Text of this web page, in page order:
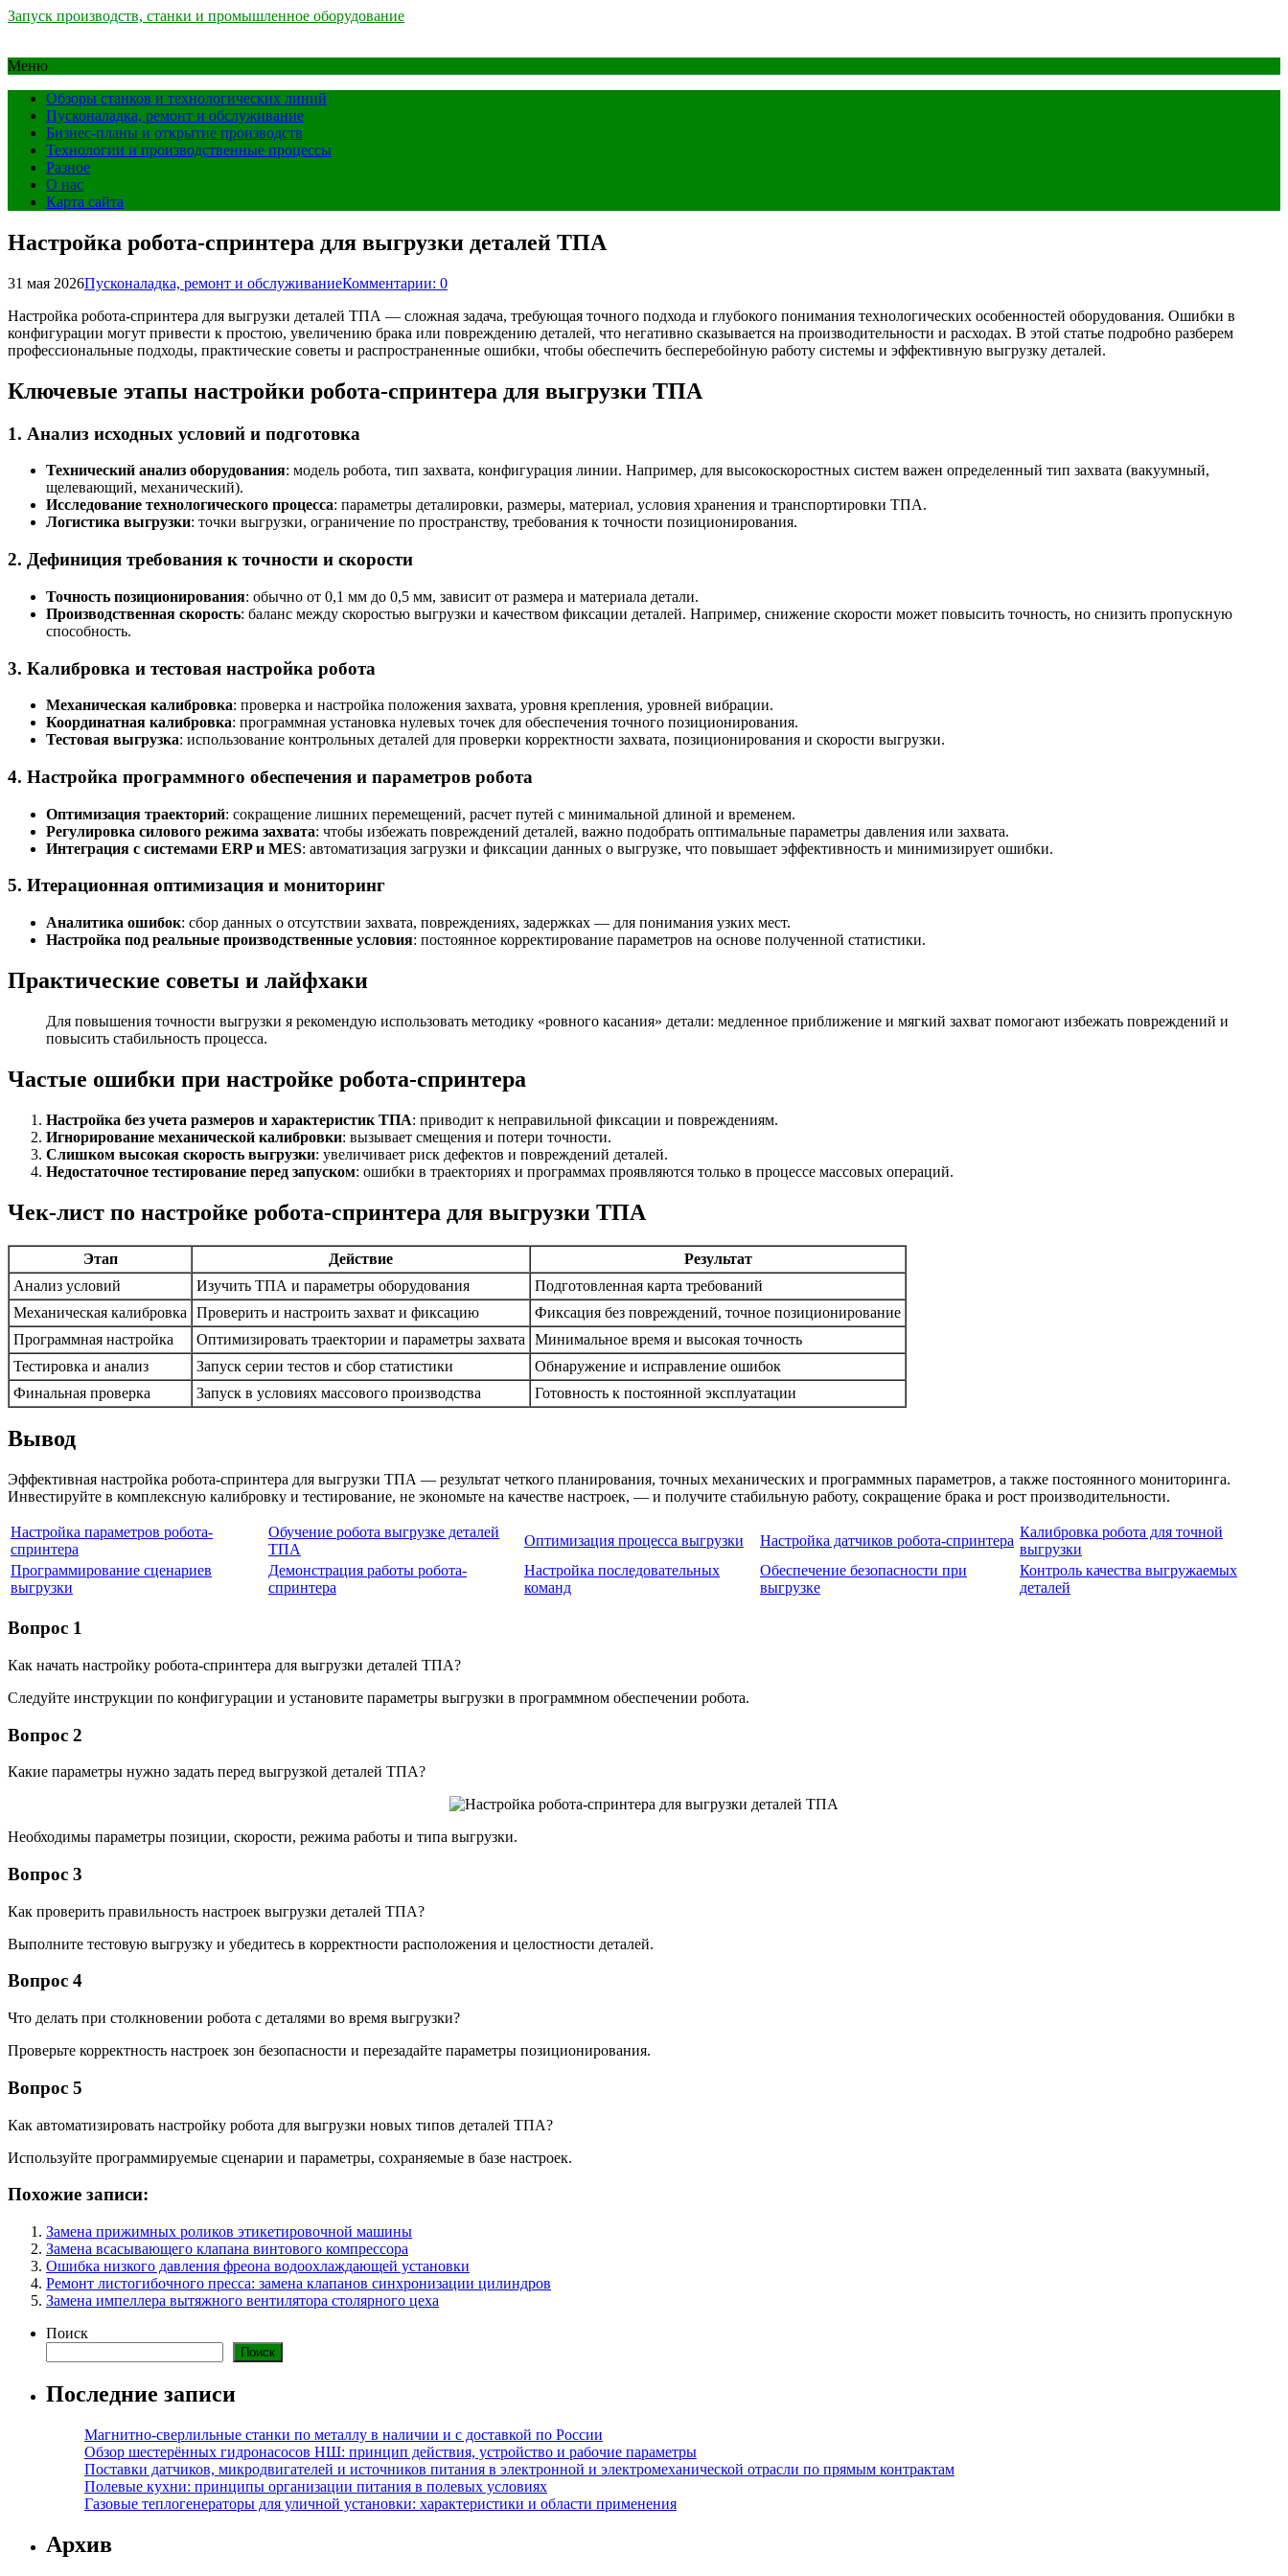
Запуск производств, станки и промышленное оборудование
Меню
Обзоры станков и технологических линий
Пусконаладка, ремонт и обслуживание
Бизнес-планы и открытие производств
Технологии и производственные процессы
Разное
О нас
Карта сайта
Настройка робота-спринтера для выгрузки деталей ТПА
31 мая 2026Пусконаладка, ремонт и обслуживаниеКомментарии: 0
Настройка робота-спринтера для выгрузки деталей ТПА — сложная задача, требующая точного подхода и глубокого понимания технологических особенностей оборудования. Ошибки в
конфигурации могут привести к простою, увеличению брака или повреждению деталей, что негативно сказывается на производительности и расходах. В этой статье подробно разберем
профессиональные подходы, практические советы и распространенные ошибки, чтобы обеспечить бесперебойную работу системы и эффективную выгрузку деталей.
Ключевые этапы настройки робота-спринтера для выгрузки ТПА
1. Анализ исходных условий и подготовка
Технический анализ оборудования: модель робота, тип захвата, конфигурация линии. Например, для высокоскоростных систем важен определенный тип захвата (вакуумный,
щелевающий, механический).
Исследование технологического процесса: параметры деталировки, размеры, материал, условия хранения и транспортировки ТПА.
Логистика выгрузки: точки выгрузки, ограничение по пространству, требования к точности позиционирования.
2. Дефиниция требования к точности и скорости
Точность позиционирования: обычно от 0,1 мм до 0,5 мм, зависит от размера и материала детали.
Производственная скорость: баланс между скоростью выгрузки и качеством фиксации деталей. Например, снижение скорости может повысить точность, но снизить пропускную
способность.
3. Калибровка и тестовая настройка робота
Механическая калибровка: проверка и настройка положения захвата, уровня крепления, уровней вибрации.
Координатная калибровка: программная установка нулевых точек для обеспечения точного позиционирования.
Тестовая выгрузка: использование контрольных деталей для проверки корректности захвата, позиционирования и скорости выгрузки.
4. Настройка программного обеспечения и параметров робота
Оптимизация траекторий: сокращение лишних перемещений, расчет путей с минимальной длиной и временем.
Регулировка силового режима захвата: чтобы избежать повреждений деталей, важно подобрать оптимальные параметры давления или захвата.
Интеграция с системами ERP и MES: автоматизация загрузки и фиксации данных о выгрузке, что повышает эффективность и минимизирует ошибки.
5. Итерационная оптимизация и мониторинг
Аналитика ошибок: сбор данных о отсутствии захвата, повреждениях, задержках — для понимания узких мест.
Настройка под реальные производственные условия: постоянное корректирование параметров на основе полученной статистики.
Практические советы и лайфхаки
Для повышения точности выгрузки я рекомендую использовать методику «ровного касания» детали: медленное приближение и мягкий захват помогают избежать повреждений и
повысить стабильность процесса.
Частые ошибки при настройке робота-спринтера
Настройка без учета размеров и характеристик ТПА: приводит к неправильной фиксации и повреждениям.
Игнорирование механической калибровки: вызывает смещения и потери точности.
Слишком высокая скорость выгрузки: увеличивает риск дефектов и повреждений деталей.
Недостаточное тестирование перед запуском: ошибки в траекториях и программах проявляются только в процессе массовых операций.
Чек-лист по настройке робота-спринтера для выгрузки ТПА
Этап Действие
Результат
Анализ условий
Изучить ТПА и параметры оборудования
Подготовленная карта требований
Механическая калибровка
Проверить и настроить захват и фиксацию
Фиксация без повреждений, точное позиционирование
Программная настройка
Оптимизировать траектории и параметры захвата
Минимальное время и высокая точность
Тестировка и анализ
Запуск серии тестов и сбор статистики
Обнаружение и исправление ошибок
Финальная проверка
Запуск в условиях массового производства Готовность к постоянной эксплуатации
Вывод
Эффективная настройка робота-спринтера для выгрузки ТПА — результат четкого планирования, точных механических и программных параметров, а также постоянного мониторинга.
Инвестируйте в комплексную калибровку и тестирование, не экономьте на качестве настроек, — и получите стабильную работу, сокращение брака и рост производительности.
Настройка параметров робота-
спринтера
Обучение робота выгрузке деталей
ТПА
Оптимизация процесса выгрузки Настройка датчиков робота-спринтера
Калибровка робота для точной
выгрузки
Программирование сценариев
выгрузки
Демонстрация работы робота-
спринтера
Настройка последовательных
команд
Обеспечение безопасности при
выгрузке
Контроль качества выгружаемых
деталей
Вопрос 1
Как начать настройку робота-спринтера для выгрузки деталей ТПА?
Следуйте инструкции по конфигурации и установите параметры выгрузки в программном обеспечении робота.
Вопрос 2
Какие параметры нужно задать перед выгрузкой деталей ТПА?
Необходимы параметры позиции, скорости, режима работы и типа выгрузки.
Вопрос 3
Как проверить правильность настроек выгрузки деталей ТПА?
Выполните тестовую выгрузку и убедитесь в корректности расположения и целостности деталей.
Вопрос 4
Что делать при столкновении робота с деталями во время выгрузки?
Проверьте корректность настроек зон безопасности и перезадайте параметры позиционирования.
Вопрос 5
Как автоматизировать настройку робота для выгрузки новых типов деталей ТПА?
Используйте программируемые сценарии и параметры, сохраняемые в базе настроек.
Похожие записи:
Замена прижимных роликов этикетировочной машины
Замена всасывающего клапана винтового компрессора
Ошибка низкого давления фреона водоохлаждающей установки
Ремонт листогибочного пресса: замена клапанов синхронизации цилиндров
Замена импеллера вытяжного вентилятора столярного цеха
Поиск
Поиск
Последние записи
Магнитно-сверлильные станки по металлу в наличии и с доставкой по России
Обзор шестерённых гидронасосов НШ: принцип действия, устройство и рабочие параметры
Поставки датчиков, микродвигателей и источников питания в электронной и электромеханической отрасли по прямым контрактам
Полевые кухни: принципы организации питания в полевых условиях
Газовые теплогенераторы для уличной установки: характеристики и области применения
Архив